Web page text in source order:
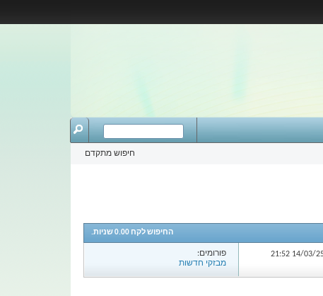
חיפוש מתקדם
החיפוש לקח 0.00שניות.
21:52
פורומים:
מבזקי חדשות